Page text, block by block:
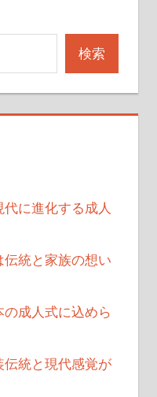
検索
に進化する成人
統と家族の想い
成人式に込めら
統と現代感覚が